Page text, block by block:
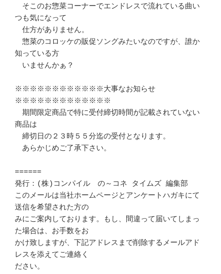
そこのお惣菜コーナーでエンドレスで流れている曲い
つも気になって
仕方がありません。
惣菜のコロッケの販促ソングみたいなのですが、誰か
知っている方
いませんかぁ？
※※※※※※※※※※※※大事なお知らせ
※※※※※※※※※※※※※
期間限定商品で特に受付締切時間が記載されていない
商品は
締切日の２３時５５分迄の受付となります。
あらかじめご了承下さい。
======
発行：(株)コンパイル　の～コネ タイムズ 編集部
このメールは当社ホームページとアンケートハガキにて
送信を希望された方の
みにご案内しております。もし、間違って届いてしまっ
た場合は、お手数をお
かけ致しますが、下記アドレスまで削除するメールアド
レスを添えてご連絡く
ださい。